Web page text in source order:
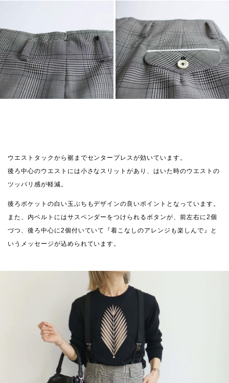
ウエストタックから裾までセンタープレスが効いています。
後ろ中心のウエストには小さなスリットがあり、はいた時のウエストの
ツッパリ感が軽減。
後ろポケットの白い玉ぶちもデザインの良いポイントとなっています。
また、内ベルトにはサスペンダーをつけられるボタンが、前左右に2個
づつ、後ろ中心に2個付いていて『着こなしのアレンジも楽しんで』と
いうメッセージが込められています。